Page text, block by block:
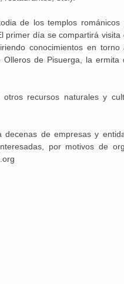
de los templos
día se compartirá visita
conocimientos en
de Pisuerga, la ermita
recursos naturales y
de empresas y
por motivos de